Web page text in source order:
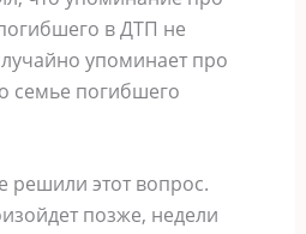
в ДТП не
упоминает про
семье погибшего
решили этот вопрос.
позже, недели